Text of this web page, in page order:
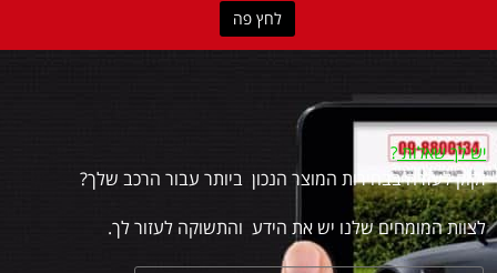
לחץ פה
יש לך שאלות?
זקוק לעזרה בבחירות המוצר הנכון ביותר עבור הרכב שלך?
לצוות המומחים שלנו יש את הידע והתשוקה לעזור לך.